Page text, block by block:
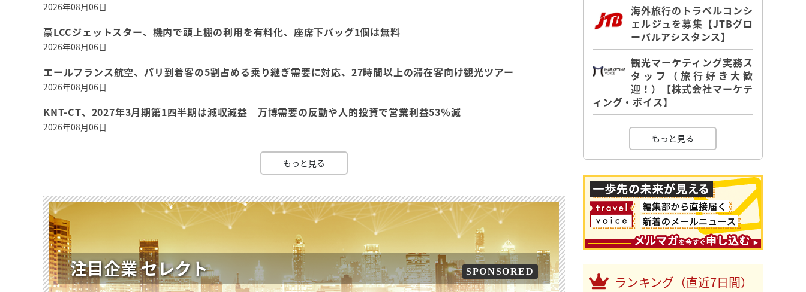
2026年08月06日
豪LCCジェットスター、機内で頭上棚の利用を有料化、座席下バッグ1個は無料
2026年08月06日
エールフランス航空、パリ到着客の5割占める乗り継ぎ需要に対応、27時間以上の滞在客向け観光ツアー
2026年08月06日
KNT-CT、2027年3月期第1四半期は減収減益 万博需要の反動や人的投資で営業利益53％減
2026年08月06日
もっと見る
注目企業 セレクト SPONSORED
海外旅行のトラベルコンシ
ェルジュを募集【JTBグロ
ーバルアシスタンス】
観光マーケティング実務ス
タッフ（旅行好き大歓
迎！）【株式会社マーケテ
ィング・ボイス】
もっと見る
ランキング（直近7日間）